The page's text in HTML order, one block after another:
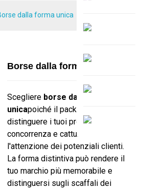
dalla forma unica
Borse dalla forma unica
Scegliere borse dalla forma
unicapoiché il packaging può
distinguere i tuoi prodotti dalla
concorrenza e catturare
l'attenzione dei potenziali clienti.
La forma distintiva può rendere il
tuo marchio più memorabile e
distinguersi sugli scaffali dei